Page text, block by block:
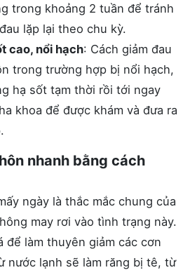
trong khoảng 2 tuần để tránh
lặp lại theo chu kỳ.
cao, nổi hạch: Cách giảm đau
trong trường hợp bị nổi hạch,
hạ sốt tạm thời rồi tới ngay
khoa để được khám và đưa ra
nhanh bằng cách
ngày là thắc mắc chung của
may rơi vào tình trạng này.
để làm thuyên giảm các cơn
nước lạnh sẽ làm răng bị tê, từ